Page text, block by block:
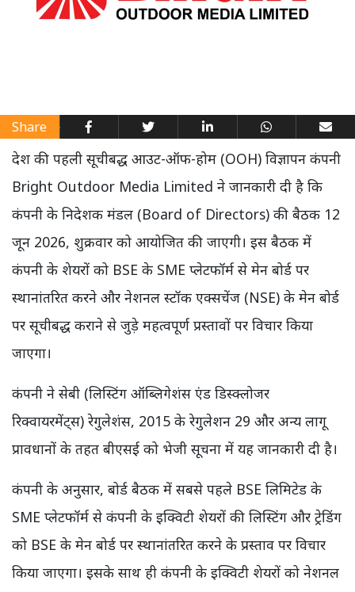
Share
देश की पहली सूचीबद्ध आउट-ऑफ-होम (OOH) विज्ञापन कंपनी
Bright Outdoor Media Limited ने जानकारी दी है कि
कंपनी के निदेशक मंडल (Board of Directors) की बैठक 12
जून 2026, शुक्रवार को आयोजित की जाएगी। इस बैठक में
कंपनी के शेयरों को BSE के SME प्लेटफॉर्म से मेन बोर्ड पर
स्थानांतरित करने और नेशनल स्टॉक एक्सचेंज (NSE) के मेन बोर्ड
पर सूचीबद्ध कराने से जुड़े महत्वपूर्ण प्रस्तावों पर विचार किया
जाएगा।
कंपनी ने सेबी (लिस्टिंग ऑब्लिगेशंस एंड डिस्क्लोजर
रिक्वायरमेंट्स) रेगुलेशंस, 2015 के रेगुलेशन 29 और अन्य लागू
प्रावधानों के तहत बीएसई को भेजी सूचना में यह जानकारी दी है।
कंपनी के अनुसार, बोर्ड बैठक में सबसे पहले BSE लिमिटेड के
SME प्लेटफॉर्म से कंपनी के इक्विटी शेयरों की लिस्टिंग और ट्रेडिंग
को BSE के मेन बोर्ड पर स्थानांतरित करने के प्रस्ताव पर विचार
किया जाएगा। इसके साथ ही कंपनी के इक्विटी शेयरों को नेशनल